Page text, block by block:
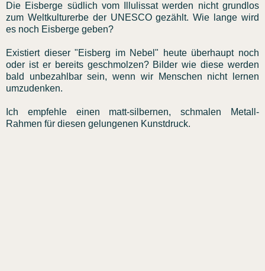
Die Eisberge südlich vom Illulissat werden nicht grundlos
zum Weltkulturerbe der UNESCO gezählt. Wie lange wird
es noch Eisberge geben?
Existiert dieser "Eisberg im Nebel" heute überhaupt noch
oder ist er bereits geschmolzen? Bilder wie diese werden
bald unbezahlbar sein, wenn wir Menschen nicht lernen
umzudenken.
Ich empfehle einen matt-silbernen, schmalen Metall-
Rahmen für diesen gelungenen Kunstdruck.